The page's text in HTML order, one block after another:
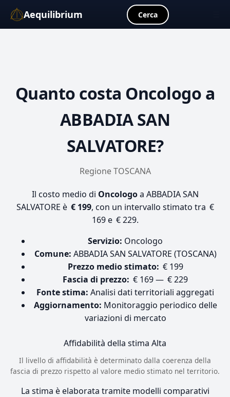
Aequilibrium Cerca
Quanto costa Oncologo a
ABBADIA SAN
SALVATORE?
Regione TOSCANA
Il costo medio di Oncologoa ABBADIA SAN
SALVATORE è € 199, con un intervallo stimato tra €
169 e € 229.
Servizio: Oncologo
Comune: ABBADIA SAN SALVATORE (TOSCANA)
Prezzo medio stimato: € 199
Fascia di prezzo: € 169 — € 229
Fonte stima: Analisi dati territoriali aggregati
Aggiornamento: Monitoraggio periodico delle
variazioni di mercato
Affidabilità della stima Alta
Il livello di affidabilità è determinato dalla coerenza della
fascia di prezzo rispetto al valore medio stimato nel territorio.
La stima è elaborata tramite modelli comparativi